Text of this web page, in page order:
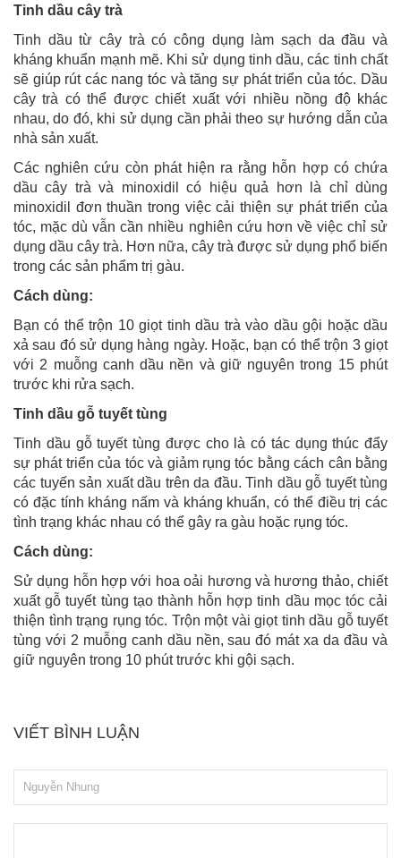
Tinh dầu cây trà
Tinh dầu từ cây trà có công dụng làm sạch da đầu và
kháng khuẩn mạnh mẽ. Khi sử dụng tinh dầu, các tinh chất
sẽ giúp rút các nang tóc và tăng sự phát triển của tóc. Dầu
cây trà có thể được chiết xuất với nhiều nồng độ khác
nhau, do đó, khi sử dụng cần phải theo sự hướng dẫn của
nhà sản xuất.
Các nghiên cứu còn phát hiện ra rằng hỗn hợp có chứa
dầu cây trà và minoxidil có hiệu quả hơn là chỉ dùng
minoxidil đơn thuần trong việc cải thiện sự phát triển của
tóc, mặc dù vẫn cần nhiều nghiên cứu hơn về việc chỉ sử
dụng dầu cây trà. Hơn nữa, cây trà được sử dụng phổ biến
trong các sản phẩm trị gàu.
Cách dùng:
Bạn có thể trộn 10 giọt tinh dầu trà vào dầu gội hoặc dầu
xả sau đó sử dụng hàng ngày. Hoặc, bạn có thể trộn 3 giọt
với 2 muỗng canh dầu nền và giữ nguyên trong 15 phút
trước khi rửa sạch.
Tinh dầu gỗ tuyết tùng
Tinh dầu gỗ tuyết tùng được cho là có tác dụng thúc đẩy
sự phát triển của tóc và giảm rụng tóc bằng cách cân bằng
các tuyến sản xuất dầu trên da đầu. Tinh dầu gỗ tuyết tùng
có đặc tính kháng nấm và kháng khuẩn, có thể điều trị các
tình trạng khác nhau có thể gây ra gàu hoặc rụng tóc.
Cách dùng:
Sử dụng hỗn hợp với hoa oải hương và hương thảo, chiết
xuất gỗ tuyết tùng tạo thành hỗn hợp tinh dầu mọc tóc cải
thiện tình trạng rụng tóc. Trộn một vài giọt tinh dầu gỗ tuyết
tùng với 2 muỗng canh dầu nền, sau đó mát xa da đầu và
giữ nguyên trong 10 phút trước khi gội sạch.
VIẾT BÌNH LUẬN